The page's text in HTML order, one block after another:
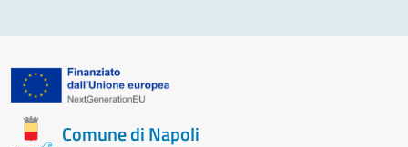
Comune di Napoli